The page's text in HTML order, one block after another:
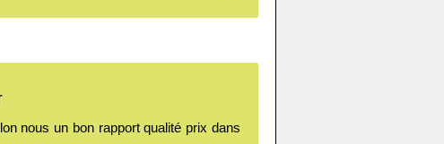
nous un bon rapport qualité prix dans